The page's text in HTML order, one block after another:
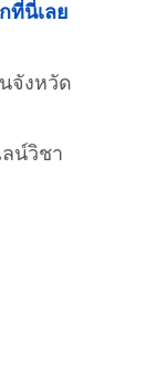
ที่นี่เลย
จังหวัด
น์วิชา